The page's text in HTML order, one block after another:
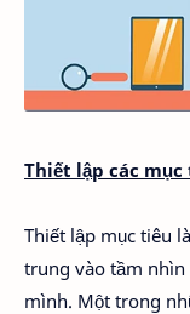
Thiết lập các
Thiết lập mục tiêu
trung vào tầm nhìn
mình. Một trong